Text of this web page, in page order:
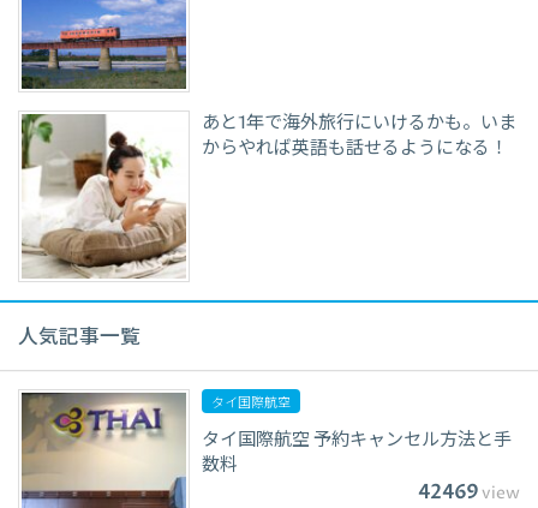
あと1年で海外旅行にいけるかも。いま
からやれば英語も話せるようになる！
人気記事一覧
タイ国際航空
タイ国際航空 予約キャンセル方法と手
数料
42469view